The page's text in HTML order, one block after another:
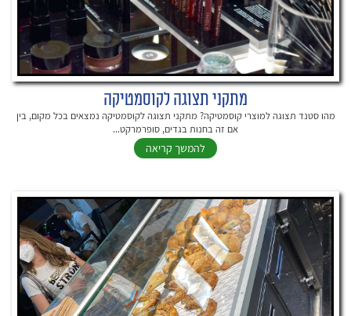
מתקני תצוגה לקוסמטיקה
מהו סטנד תצוגה למוצרי קוסמטיקה? מתקני תצוגה לקוסמטיקה נמצאים בכל מקום, בין
אם זה בחנות בגדים, סופרמרקט...
להמשך קריאה